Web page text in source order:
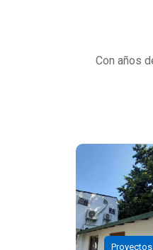
Con años
Proyectos,